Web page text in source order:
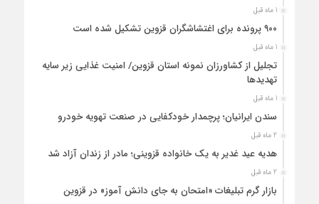
1 ماه قبل
۹۰۰ پرونده برای اغتشاشگران قزوین تشکیل شده است
1 ماه قبل
تجلیل از کشاورزان نمونه استان قزوین/ امنیت غذایی زیر سایه
تهدیدها
1 ماه قبل
سندن ایرانیان؛ پرچمدار خودکفایی در صنعت تهویه خودرو
2 ماه قبل
هدیه عید غدیر به یک خانواده قزوینی؛ مادر از زندان آزاد شد
2 ماه قبل
بازار گرم تبلیغات «امتحان به جای دانش‌ آموز» در قزوین